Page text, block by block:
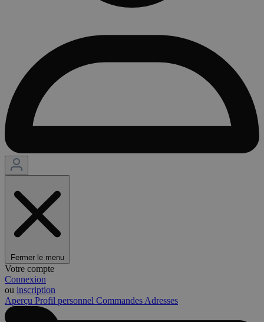
Fermer le menu
Votre compte
Connexion
ou inscription
Aperçu Profil personnel Commandes Adresses